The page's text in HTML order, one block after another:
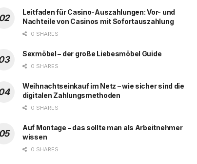
Leitfaden für Casino-Auszahlungen: Vor- und
Nachteile von Casinos mit Sofortauszahlung
0 SHARES
Sexmöbel – der große Liebesmöbel Guide
0 SHARES
Weihnachtseinkauf im Netz – wie sicher sind die
digitalen Zahlungsmethoden
0 SHARES
Auf Montage – das sollte man als Arbeitnehmer
wissen
0 SHARES